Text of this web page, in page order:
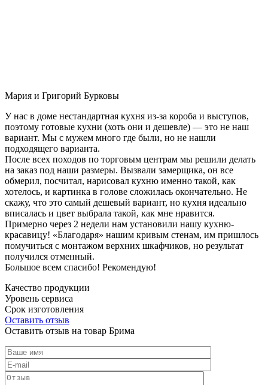
Мария и Григорий Бурковы
У нас в доме нестандартная кухня из-за короба и выступов,
поэтому готовые кухни (хоть они и дешевле) — это не наш
вариант. Мы с мужем много где были, но не нашли
подходящего варианта.
После всех походов по торговым центрам мы решили делать
на заказ под наши размеры. Вызвали замерщика, он все
обмерил, посчитал, нарисовал кухню именно такой, как
хотелось, и картинка в голове сложилась окончательно. Не
скажу, что это самый дешевый вариант, но кухня идеально
вписалась и цвет выбрала такой, как мне нравится.
Примерно через 2 недели нам установили нашу кухню-
красавицу! «Благодаря» нашим кривым стенам, им пришлось
помучиться с монтажом верхних шкафчиков, но результат
получился отменный.
Большое всем спасибо! Рекомендую!
Качество продукции
Уровень сервиса
Срок изготовления
Оставить отзыв
Оставить отзыв на товар Брима